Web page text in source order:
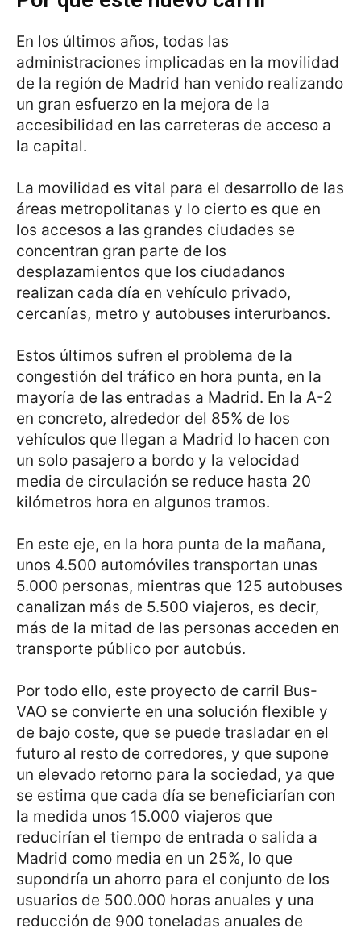
En los últimos años, todas las
administraciones implicadas en la movilidad
de la región de Madrid han venido realizando
un gran esfuerzo en la mejora de la
accesibilidad en las carreteras de acceso a
la capital.
La movilidad es vital para el desarrollo de las
áreas metropolitanas y lo cierto es que en
los accesos a las grandes ciudades se
concentran gran parte de los
desplazamientos que los ciudadanos
realizan cada día en vehículo privado,
cercanías, metro y autobuses interurbanos.
Estos últimos sufren el problema de la
congestión del tráfico en hora punta, en la
mayoría de las entradas a Madrid. En la A-2
en concreto, alrededor del 85% de los
vehículos que llegan a Madrid lo hacen con
un solo pasajero a bordo y la velocidad
media de circulación se reduce hasta 20
kilómetros hora en algunos tramos.
En este eje, en la hora punta de la mañana,
unos 4.500 automóviles transportan unas
5.000 personas, mientras que 125 autobuses
canalizan más de 5.500 viajeros, es decir,
más de la mitad de las personas acceden en
transporte público por autobús.
Por todo ello, este proyecto de carril Bus-
VAO se convierte en una solución flexible y
de bajo coste, que se puede trasladar en el
futuro al resto de corredores, y que supone
un elevado retorno para la sociedad, ya que
se estima que cada día se beneficiarían con
la medida unos 15.000 viajeros que
reducirían el tiempo de entrada o salida a
Madrid como media en un 25%, lo que
supondría un ahorro para el conjunto de los
usuarios de 500.000 horas anuales y una
reducción de 900 toneladas anuales de